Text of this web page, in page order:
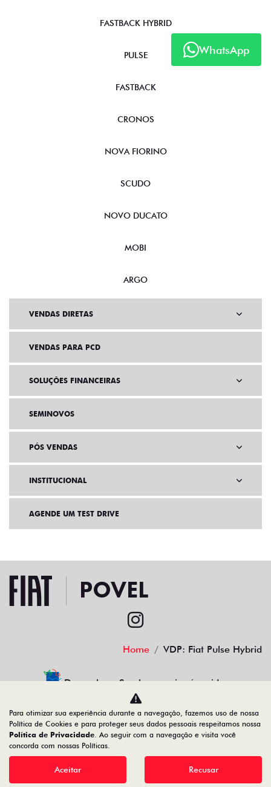
WhatsApp
FASTBACK HYBRID
PULSE
FASTBACK
CRONOS
NOVA FIORINO
SCUDO
NOVO DUCATO
MOBI
ARGO
VENDAS DIRETAS
VENDAS PARA PCD
SOLUÇÕES FINANCEIRAS
SEMINOVOS
PÓS VENDAS
INSTITUCIONAL
AGENDE UM TEST DRIVE
Home VDP: Fiat Pulse Hybrid
Desacelere. Seu bem maior é a vida.
povel porcino veiculos ltda
Para otimizar sua experiência durante a navegação, fazemos uso de nossa
Política de Cookies e para proteger seus dados pessoais respeitamos nossa
Política de Privacidade. Ao seguir com a navegação e visita você
concorda com nossas Políticas.
Aceitar Recusar